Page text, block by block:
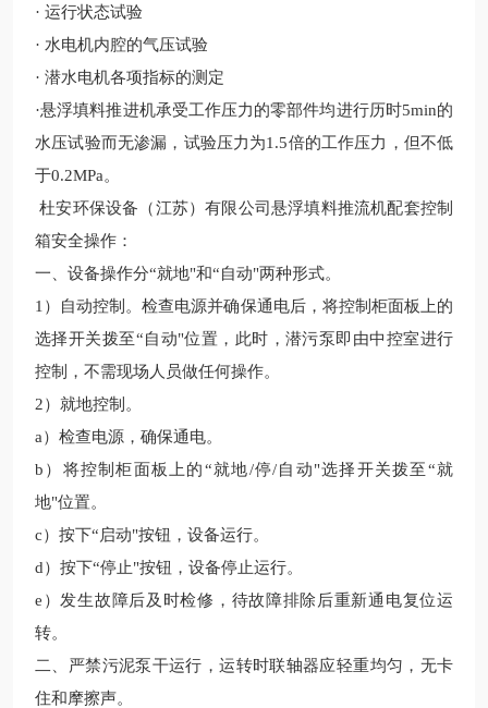
· 运行状态试验
· 水电机内腔的气压试验
· 潜水电机各项指标的测定
·悬浮填料推进机承受工作压力的零部件均进行历时5min的
水压试验而无渗漏，试验压力为1.5倍的工作压力，但不低
于0.2MPa。
杜安环保设备（江苏）有限公司悬浮填料推流机配套控制
箱安全操作：
一、设备操作分“就地"和“自动"两种形式。
1 ）自动控制。检查电源并确保通电后，将控制柜面板上的
选择开关拨至“自动"位置，此时，潜污泵即由中控室进行
控制，不需现场人员做任何操作。
2）就地控制。
a）检查电源，确保通电。
b ）将控制柜面板上的“就地/停/自动"选择开关拨至“就
地"位置。
c）按下“启动"按钮，设备运行。
d）按下“停止"按钮，设备停止运行。
e ）发生故障后及时检修，待故障排除后重新通电复位运
转。
二、严禁污泥泵干运行，运转时联轴器应轻重均匀，无卡
住和摩擦声。